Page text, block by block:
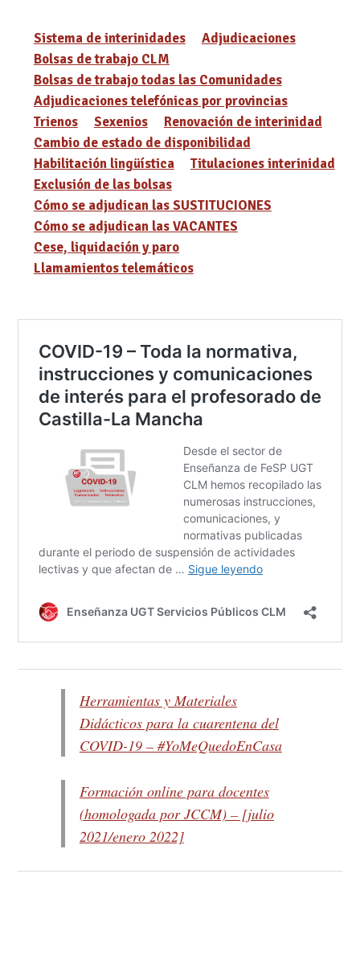
Sistema de interinidades
Adjudicaciones
Bolsas de trabajo CLM
Bolsas de trabajo todas las Comunidades
Adjudicaciones telefónicas por provincias
Trienos
Sexenios
Renovación de interinidad
Cambio de estado de disponibilidad
Habilitación lingüística
Titulaciones interinidad
Exclusión de las bolsas
Cómo se adjudican las SUSTITUCIONES
Cómo se adjudican las VACANTES
Cese, liquidación y paro
Llamamientos telemáticos
Herramientas y Materiales
Didácticos para la cuarentena del
COVID-19 – #YoMeQuedoEnCasa
Formación online para docentes
(homologada por JCCM) – [julio
2021/enero 2022]